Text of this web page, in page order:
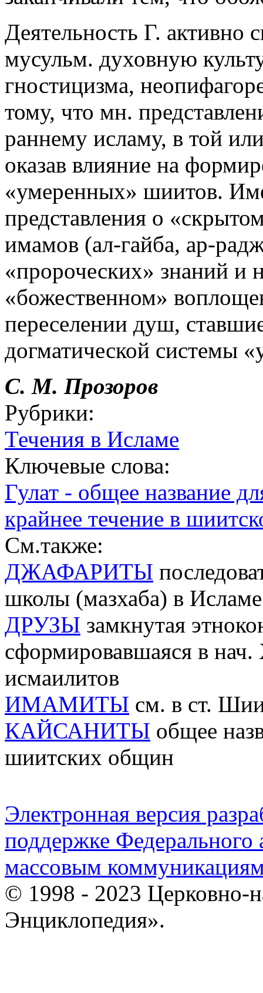
Деятельность Г. активно
мусульм. духовную
гностицизма,
тому, что мн.
раннему исламу, в той
оказав влияние на
«умеренных» шиитов.
представления о
имамов (ал-гайба, ар-
«пророческих» знаний и
«божественном»
переселении душ,
догматической системы
С. М. Прозоров
Рубрики:
Течения в Исламе
Ключевые слова:
Гулат - общее название
крайнее течение в
См.также:
ДЖАФАРИТЫ
школы (мазхаба) в Исламе
ДРУЗЫ замкнутая
сформировавшаяся в
исмаилитов
ИМАМИТЫ см. в ст.
КАЙСАНИТЫ общее
шиитских общин
Электронная версия
поддержке Федерального
массовым
© 1998 - 2023 Церковно-
Энциклопедия».